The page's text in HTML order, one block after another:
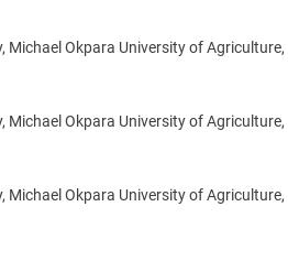
Okpara University of Agriculture,
Okpara University of Agriculture,
Okpara University of Agriculture,